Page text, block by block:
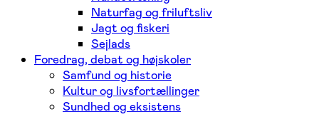
Naturfag og friluftsliv
Jagt og fiskeri
Sejlads
Foredrag, debat og højskoler
Samfund og historie
Kultur og livsfortællinger
Sundhed og eksistens